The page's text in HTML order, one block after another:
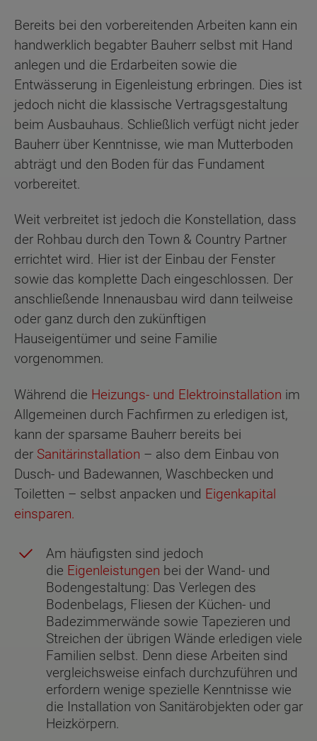
Bereits bei den vorbereitenden Arbeiten kann ein
handwerklich begabter Bauherr selbst mit Hand
anlegen und die Erdarbeiten sowie die
Entwässerung in Eigenleistung erbringen. Dies ist
jedoch nicht die klassische Vertragsgestaltung
beim Ausbauhaus. Schließlich verfügt nicht jeder
Bauherr über Kenntnisse, wie man Mutterboden
abträgt und den Boden für das Fundament
vorbereitet.
Weit verbreitet ist jedoch die Konstellation, dass
der Rohbau durch den Town & Country Partner
errichtet wird. Hier ist der Einbau der Fenster
sowie das komplette Dach eingeschlossen. Der
anschließende Innenausbau wird dann teilweise
oder ganz durch den zukünftigen
Hauseigentümer und seine Familie
vorgenommen.
Während die Heizungs- und Elektroinstallation im
Allgemeinen durch Fachfirmen zu erledigen ist,
kann der sparsame Bauherr bereits bei
der Sanitärinstallation – also dem Einbau von
Dusch- und Badewannen, Waschbecken und
Toiletten – selbst anpacken und Eigenkapital
einsparen.
Am häufigsten sind jedoch
die Eigenleistungen bei der Wand- und
Bodengestaltung: Das Verlegen des
Bodenbelags, Fliesen der Küchen- und
Badezimmerwände sowie Tapezieren und
Streichen der übrigen Wände erledigen viele
Familien selbst. Denn diese Arbeiten sind
vergleichsweise einfach durchzuführen und
erfordern wenige spezielle Kenntnisse wie
die Installation von Sanitärobjekten oder gar
Heizkörpern.